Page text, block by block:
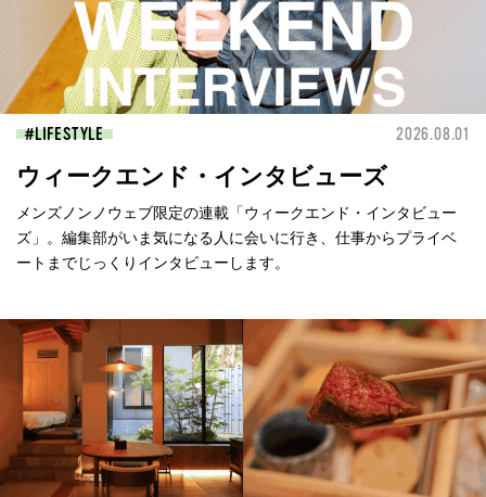
LIFESTYLE 2026.08.01
ウィークエンド・インタビューズ
メンズノンノウェブ限定の連載「ウィークエンド・インタビュー
ズ」。編集部がいま気になる人に会いに行き、仕事からプライベ
ートまでじっくりインタビューします。